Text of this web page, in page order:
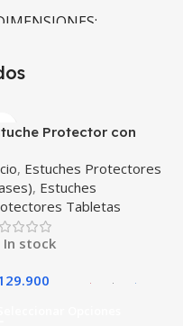
× 10 × 10 cm
Protector con
Samsung Galaxy
A8 10.5 2021 – 2022
x200 SM-x205 Anti
con soporte
, Estuches Protectores
, Estuches
Tabletas
In stock